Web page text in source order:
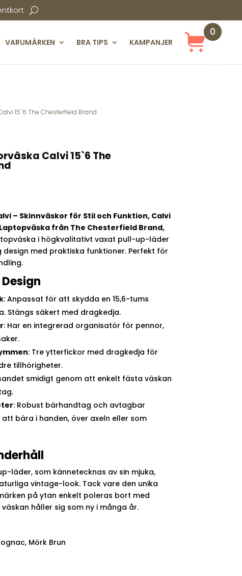
VARUMÄRKEN BRA TIPS KAMPANJER
0
ekt
15`6 The Chesterfield Brand
Calvi 15`6 The
– Skinnväskor för Stil och Funktion, Calvi
från The Chesterfield Brand,
i högkvalitativt vaxat pull-up-läder
med praktiska funktioner. Perfekt för
: Anpassat för att skydda en 15,6-tums
Stängs säkert med dragkedja.
: Har en integrerad organisatör för pennor,
: Tre ytterfickor med dragkedja för
tillhörigheter.
smidigt genom att enkelt fästa väskan
: Robust bärhandtag och avtagbar
bära i handen, över axeln eller som
läder, som kännetecknas av sin mjuka,
vintage-look. Tack vare den unika
på ytan enkelt poleras bort med
håller sig som ny i många år.
Mörk Brun